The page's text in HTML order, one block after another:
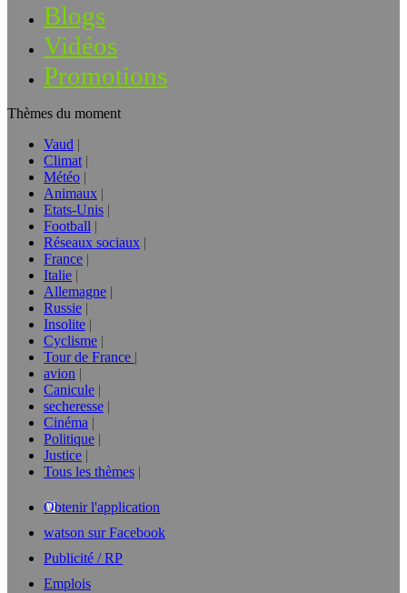
Blogs
Vidéos
Promotions
Thèmes du moment
Vaud
Climat
Météo
Animaux
Etats-Unis
Football
Réseaux sociaux
France
Italie
Allemagne
Russie
Insolite
Cyclisme
Tour de France
avion
Canicule
secheresse
Cinéma
Politique
Justice
Tous les thèmes
Obtenir l'application
watson sur Facebook
Publicité / RP
Emplois